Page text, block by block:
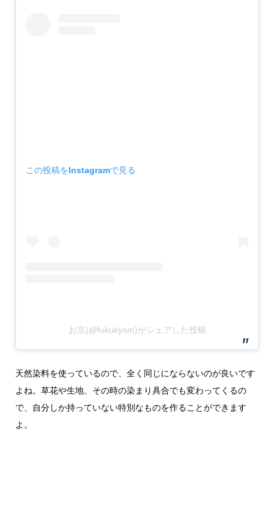
この投稿をInstagramで見る
お京(@fukukyom)がシェアした投稿
天然染料を使っているので、全く同じにならないのが良いです
よね。草花や生地、その時の染まり具合でも変わってくるの
で、自分しか持っていない特別なものを作ることができます
よ。